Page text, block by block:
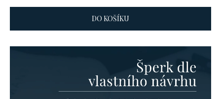
DO KOŠÍKU